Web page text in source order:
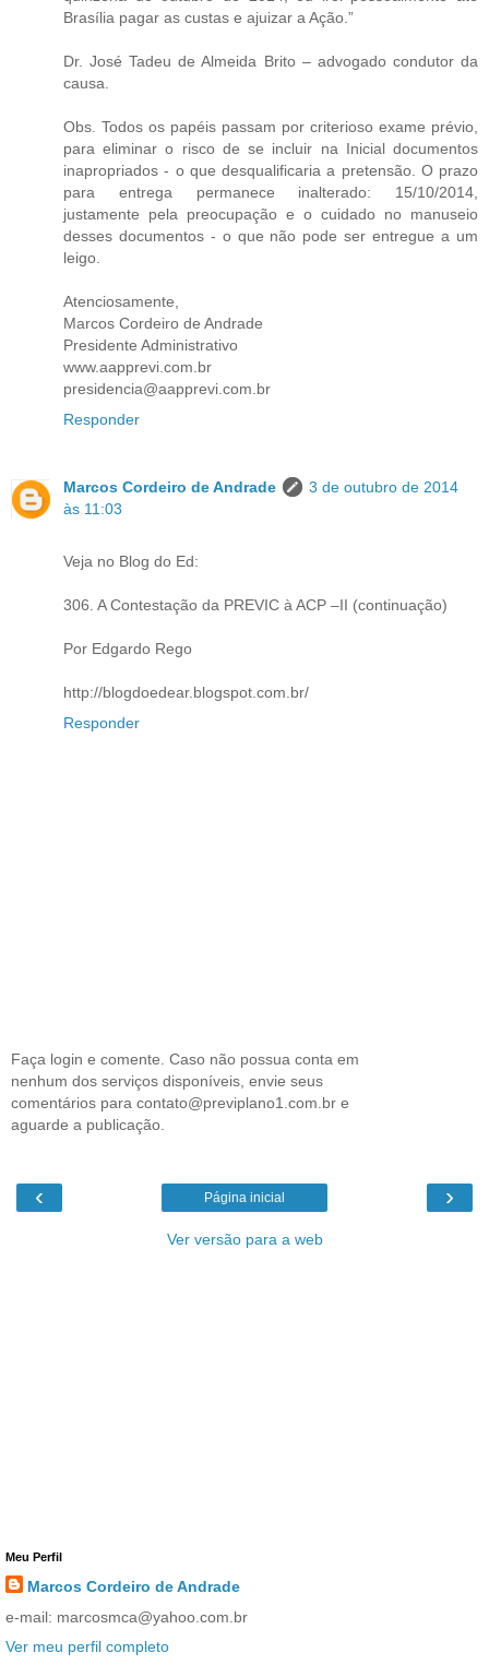
Brasília pagar as custas e ajuizar a Ação.”
Dr. José Tadeu de Almeida Brito – advogado condutor da
causa.
Obs. Todos os papéis passam por criterioso exame prévio,
para eliminar o risco de se incluir na Inicial documentos
inapropriados - o que desqualificaria a pretensão. O prazo
para entrega permanece inalterado: 15/10/2014,
justamente pela preocupação e o cuidado no manuseio
desses documentos - o que não pode ser entregue a um
leigo.
Atenciosamente,
Marcos Cordeiro de Andrade
Presidente Administrativo
www.aapprevi.com.br
presidencia@aapprevi.com.br
Responder
Marcos Cordeiro de Andrade
3 de outubro de 2014
às 11:03
Veja no Blog do Ed:
306. A Contestação da PREVIC à ACP –II (continuação)
Por Edgardo Rego
http://blogdoedear.blogspot.com.br/
Responder
Faça login e comente. Caso não possua conta em
nenhum dos serviços disponíveis, envie seus
comentários para contato@previplano1.com.br e
aguarde a publicação.
‹ ›
Página inicial
Ver versão para a web
Meu Perfil
Marcos Cordeiro de Andrade
e-mail: marcosmca@yahoo.com.br
Ver meu perfil completo